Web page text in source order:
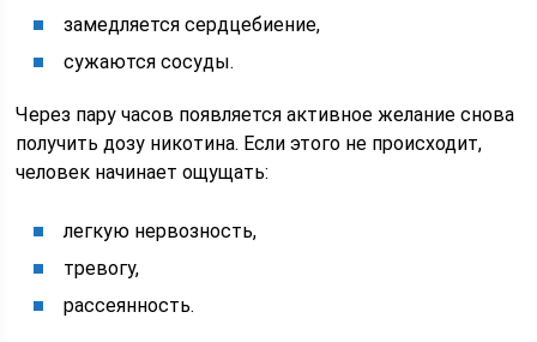
замедляется сердцебиение,
сужаются сосуды.
Через пару часов появляется активное желание снова
получить дозу никотина. Если этого не происходит,
человек начинает ощущать:
легкую нервозность,
тревогу,
рассеянность.